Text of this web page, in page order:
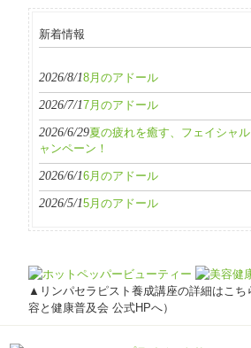
新着情報
2026/8/18月のアドール
2026/7/17月のアドール
2026/6/29夏の疲れを癒す、フェイシャ
ャンペーン！
2026/6/16月のアドール
2026/5/15月のアドール
▲リンパセラピスト養成講座の詳細はこち
容と健康普及会 公式HPへ）